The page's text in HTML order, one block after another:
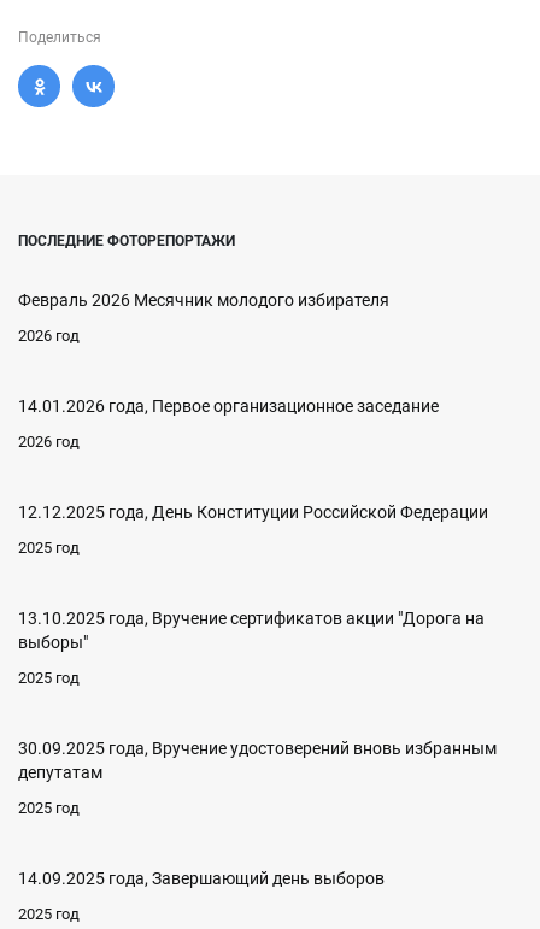
Поделиться
ПОСЛЕДНИЕ ФОТОРЕПОРТАЖИ
Февраль 2026 Месячник молодого избирателя
2026 год
14.01.2026 года, Первое организационное заседание
2026 год
12.12.2025 года, День Конституции Российской Федерации
2025 год
13.10.2025 года, Вручение сертификатов акции "Дорога на
выборы"
2025 год
30.09.2025 года, Вручение удостоверений вновь избранным
депутатам
2025 год
14.09.2025 года, Завершающий день выборов
2025 год